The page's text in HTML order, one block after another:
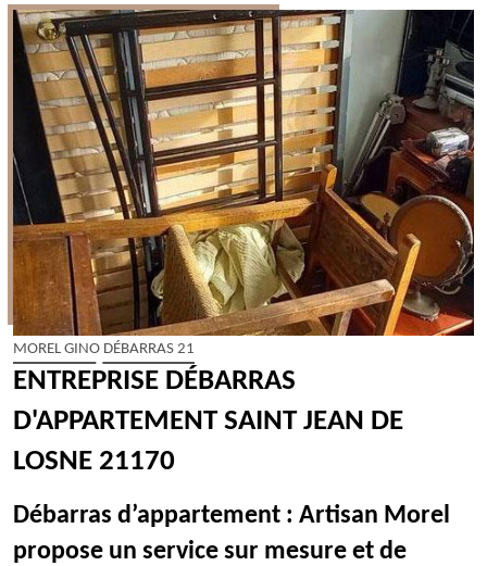
MOREL GINO DÉBARRAS 21
ENTREPRISE DÉBARRAS
D'APPARTEMENT SAINT JEAN DE
LOSNE 21170
Débarras d’appartement : Artisan Morel
propose un service sur mesure et de